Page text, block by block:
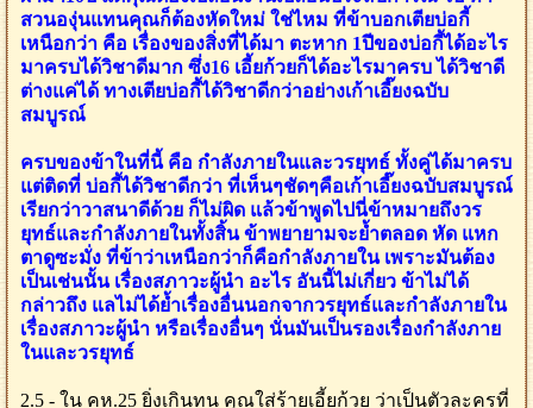
สวนองุ่นแทนคุณก็ต้องหัดใหม่ ใช่ไหม ที่ข้าบอกเตียบ่อกี้
เหนือกว่า คือ เรื่องของสิ่งที่ได้มา ตะหาก 1ปีของบ่อกี้ได้อะไร
มาครบได้วิชาดีมาก ซึ่ง16 เอี้ยก้วยก็ได้อะไรมาครบ ได้วิชาดี
ต่างแค่ได้ ทางเตียบ่อกี้ได้วิชาดีกว่าอย่างเก้าเอี๊ยงฉบับ
สมบูรณ์
ครบของข้าในที่นี้ คือ กำลังภายในและวรยุทธ์ ทั้งคู่ได้มาครบ
แต่ติดที่ บ่อกี้ได้วิชาดีกว่า ที่เห็นๆชัดๆคือเก้าเอี๊ยงฉบับสมบูรณ์
เรียกว่าวาสนาดีด้วย ก็ไม่ผิด แล้วข้าพูดไปนี่ข้าหมายถึงวร
ยุทธ์และกำลังภายในทั้งสิ้น ข้าพยายามจะย้ำตลอด หัด แหก
ตาดูซะมั่ง ที่ข้าว่าเหนือกว่าก็คือกำลังภายใน เพราะมันต้อง
เป็นเช่นนั้น เรื่องสภาวะผู้นำ อะไร อันนี้ไม่เกี่ยว ข้าไม่ได้
กล่าวถึง แลไม่ได้ย้ำเรื่องอื่นนอกจากวรยุทธ์และกำลังภายใน
เรื่องสภาวะผู้นำ หรือเรื่องอื่นๆ นั่นมันเป็นรองเรื่องกำลังภาย
ในและวรยุทธ์
2.5 - ใน คห.25 ยิ่งเกินทน คุณใส่ร้ายเอี้ยก้วย ว่าเป็นตัวละครที่